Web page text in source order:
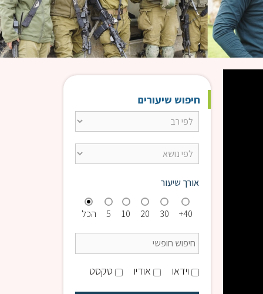
חיפוש שיעורים
אורך שיעור
הכל 5 10 20 30 40+
וידאו אודיו טקסט